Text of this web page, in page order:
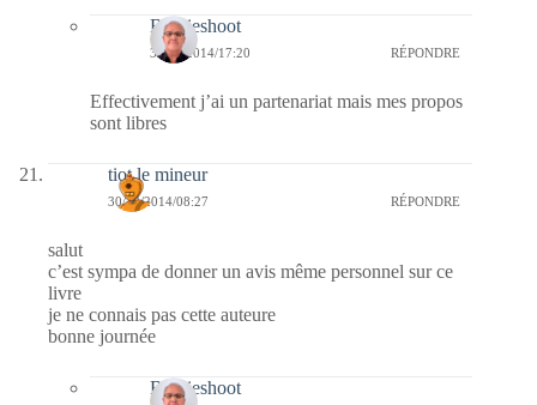
Bernieshoot
31/12/2014/17:20 RÉPONDRE
Effectivement j’ai un partenariat mais mes propos
sont libres
tiot le mineur
30/12/2014/08:27 RÉPONDRE
salut
c’est sympa de donner un avis même personnel sur ce
livre
je ne connais pas cette auteure
bonne journée
Bernieshoot